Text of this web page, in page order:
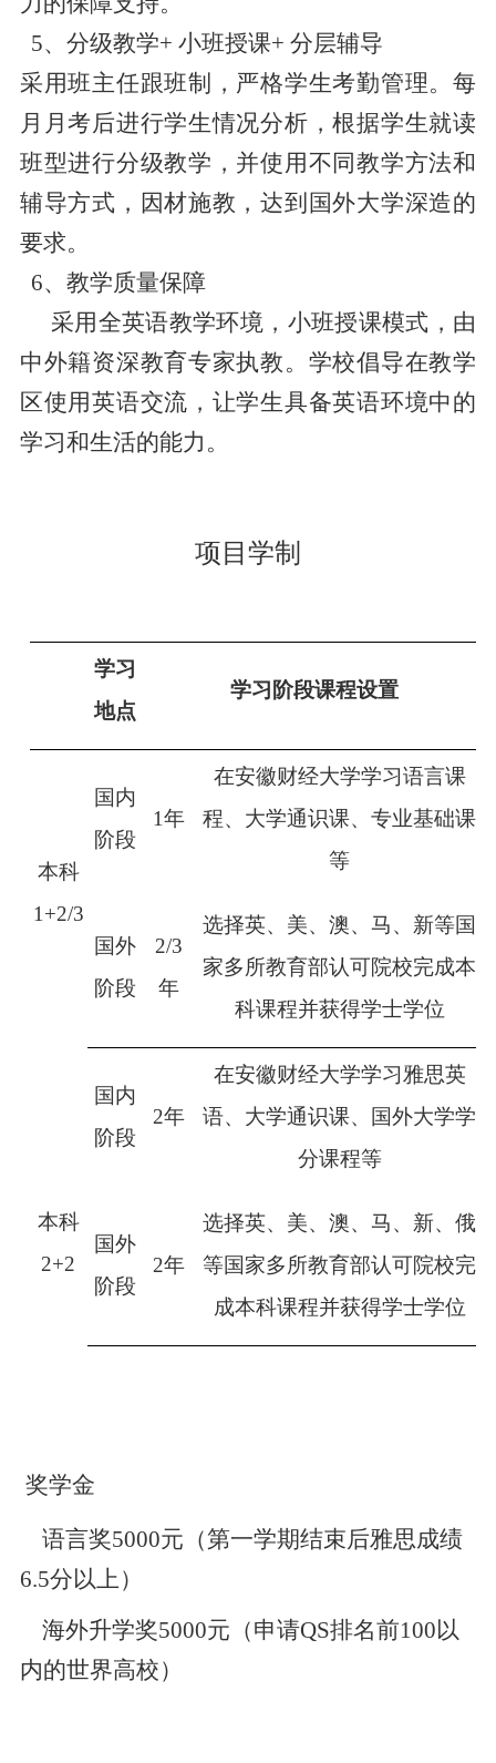
5、分级教学+ 小班授课+ 分层辅导
采用班主任跟班制，严格学生考勤管理。每
月月考后进行学生情况分析，根据学生就读
班型进行分级教学，并使用不同教学方法和
辅导方式，因材施教，达到国外大学深造的
要求。
6、教学质量保障
采用全英语教学环境，小班授课模式，由
中外籍资深教育专家执教。学校倡导在教学
区使用英语交流，让学生具备英语环境中的
学习和生活的能力 。
项目学制
学习
地点
学习阶段课程设置
本科
1+2/3
国内
阶段
1年
在安徽财经大学学习语言课
程、大学通识课、专业基础课
等
国外
阶段
2/3
年
选择英、美、澳、马、新等国
家多所教育部认可院校完成本
科课程并获得学士学位
本科
2+2
国内
阶段
2年
在安徽财经大学学习雅思英
语、 大学通识课、
国外大学学
分课程等
国外
阶段
2年
选择英、美、澳、马、新、俄
等国家多所教育部认可院校完
成本科课程并获得学士学位
奖学金
语言奖5000元（第一学期结束后雅思成绩
6.5分以上）
海外升学奖5000元（申请QS排名前100以
内的世界高校）